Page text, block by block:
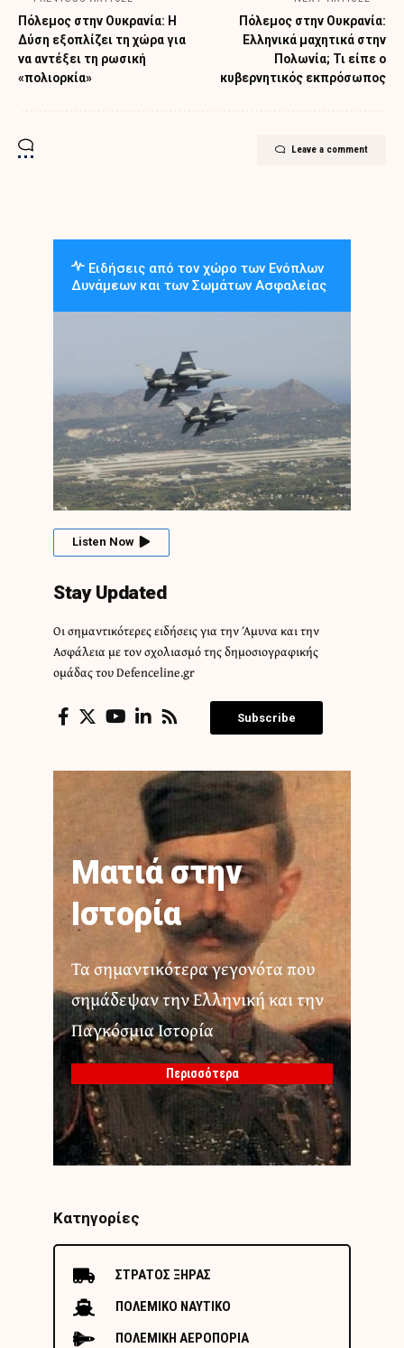
Πόλεμος στην Ουκρανία: Η
Δύση εξοπλίζει τη χώρα για
να αντέξει τη ρωσική
«πολιορκία»
Πόλεμος στην Ουκρανία:
Ελληνικά μαχητικά στην
Πολωνία; Τι είπε ο
κυβερνητικός εκπρόσωπος
Leave a comment
Ειδήσεις από τον χώρο των Ενόπλων
Δυνάμεων και των Σωμάτων Ασφαλείας
Listen Now
Stay Updated
Οι σημαντικότερες ειδήσεις για την Άμυνα και την
Ασφάλεια με τον σχολιασμό της δημοσιογραφικής
ομάδας του Defenceline.gr
Subscribe
Ματιά στην
Ιστορία
Τα σημαντικότερα γεγονότα που
σημάδεψαν την Ελληνική και την
Παγκόσμια Ιστορία
Περισσότερα
Κατηγορίες
ΣΤΡΑΤΟΣ ΞΗΡΑΣ
ΠΟΛΕΜΙΚΟ ΝΑΥΤΙΚΟ
ΠΟΛΕΜΙΚΗ ΑΕΡΟΠΟΡΙΑ